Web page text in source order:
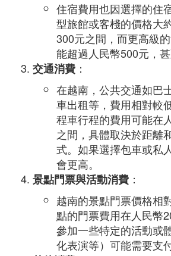
住宿費用也因選擇的住
型旅館或客棧的價格大
300元之間，而更高級
能超過人民幣500元，甚
交通消費 ：
在越南，公共交通如巴
車出租等，費用相對較
程車行程的費用可能在
之間，具體取決於距離
式。如果選擇包車或私
會更高。
景點門票與活動消費 ：
越南的景點門票價格相
點的門票費用在人民幣
參加一些特定的活動或
化表演等）可能需要支